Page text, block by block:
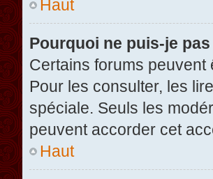
Haut
Pourquoi ne puis-je
Certains forums
Pour les consulter, les
spéciale. Seuls les
peuvent accorder cet
Haut